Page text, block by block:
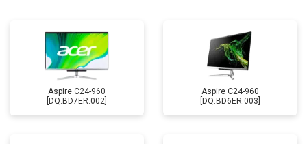
Aspire C24-960
[DQ.BD7ER.002]
Aspire C24-960
[DQ.BD6ER.003]